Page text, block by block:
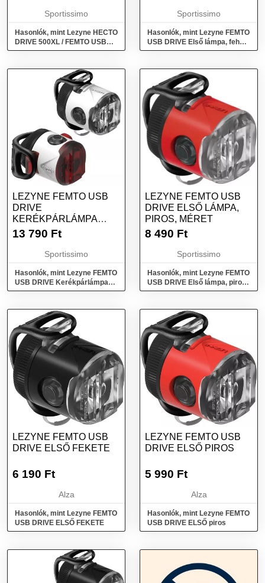
Sportissimo
Hasonlók, mint Lezyne HECTO
DRIVE 500XL / FEMTO USB
PAIR Lámpa szett, fekete,
Sportissimo
Hasonlók, mint Lezyne FEMTO
USB DRIVE Első lámpa, fehér,
méret
LEZYNE FEMTO USB
DRIVE
KERÉKPÁRLÁMPA
SZETT, FEHÉR, MÉRET
13 790 Ft
Sportissimo
Hasonlók, mint Lezyne FEMTO
USB DRIVE Kerékpárlámpa
szett, fehér, méret
LEZYNE FEMTO USB
DRIVE ELSŐ LÁMPA,
PIROS, MÉRET
8 490 Ft
Sportissimo
Hasonlók, mint Lezyne FEMTO
USB DRIVE Első lámpa, piros,
méret
LEZYNE FEMTO USB
DRIVE ELSŐ FEKETE
6 190 Ft
Alza
Hasonlók, mint Lezyne FEMTO
USB DRIVE ELSŐ FEKETE
LEZYNE FEMTO USB
DRIVE ELSŐ PIROS
5 990 Ft
Alza
Hasonlók, mint Lezyne FEMTO
USB DRIVE ELSŐ piros